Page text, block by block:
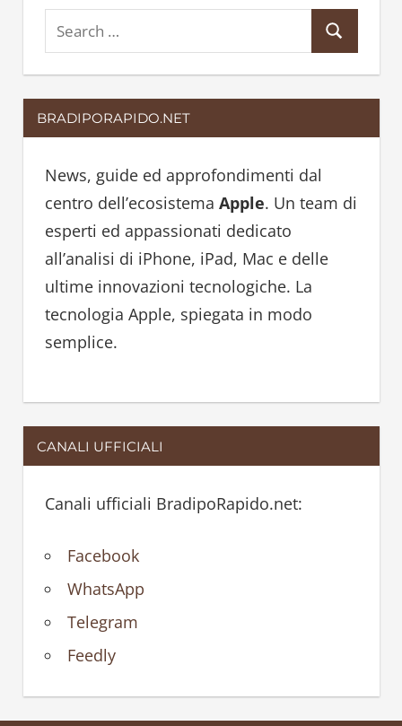
e
a
r
c
e
a
BRADIPORAPIDO.NET
News, guide ed approfondimenti dal
centro dell’ecosistema Apple. Un team di
esperti ed appassionati dedicato
all’analisi di iPhone, iPad, Mac e delle
ultime innovazioni tecnologiche. La
tecnologia Apple, spiegata in modo
semplice.
CANALI UFFICIALI
Canali ufficiali BradipoRapido.net:
Facebook
WhatsApp
Telegram
Feedly